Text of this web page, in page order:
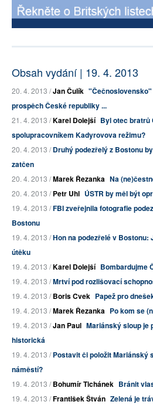
Obsah vydání | 19. 4. 2013
20. 4. 2013 /Jan Čulík
prospěch České republiky ...
21. 4. 2013 /Karel Dolejší Byl otec bratrů
spolupracovníkem Kadyrovova režimu?
20. 4. 2013 /Druhý podezřelý z Bostonu
zatčen
20. 4. 2013 /Marek Řezanka Na
20. 4. 2013 /Petr Uhl ÚSTR by měl být
19. 4. 2013 /FBI zveřejnila fotografie
Bostonu
19. 4. 2013 /Hon na podezřelé v Bostonu:
útěku
19. 4. 2013 /Karel Dolejší Bombardujme
19. 4. 2013 /Mrtví pod rozlišovací
19. 4. 2013 /Boris Cvek Papež pro
19. 4. 2013 /Marek Řezanka Po kom se
19. 4. 2013 /Jan Paul Mariánský sloup je
historická
19. 4. 2013 /Postavit či položit Mariánský
náměstí?
19. 4. 2013 /Bohumír Tichánek Bránit
19. 4. 2013 /František Štván Zelená je